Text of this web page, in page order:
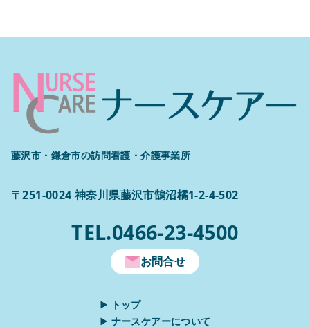
藤沢市・鎌倉市の訪問看護・介護事業所
〒251-0024 神奈川県藤沢市鵠沼橘1-2-4-502
TEL.0466-23-4500
お問合せ
トップ
ナースケアーについて